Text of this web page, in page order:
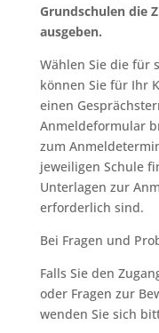
Grundschulen die
ausgeben.
Wählen Sie die für
können Sie für Ihr
einen
Anmeldeformular
zum
jeweiligen Schule
Unterlagen zur
erforderlich sind.
Bei Fragen und
Falls Sie den
oder Fragen zur
wenden Sie sich